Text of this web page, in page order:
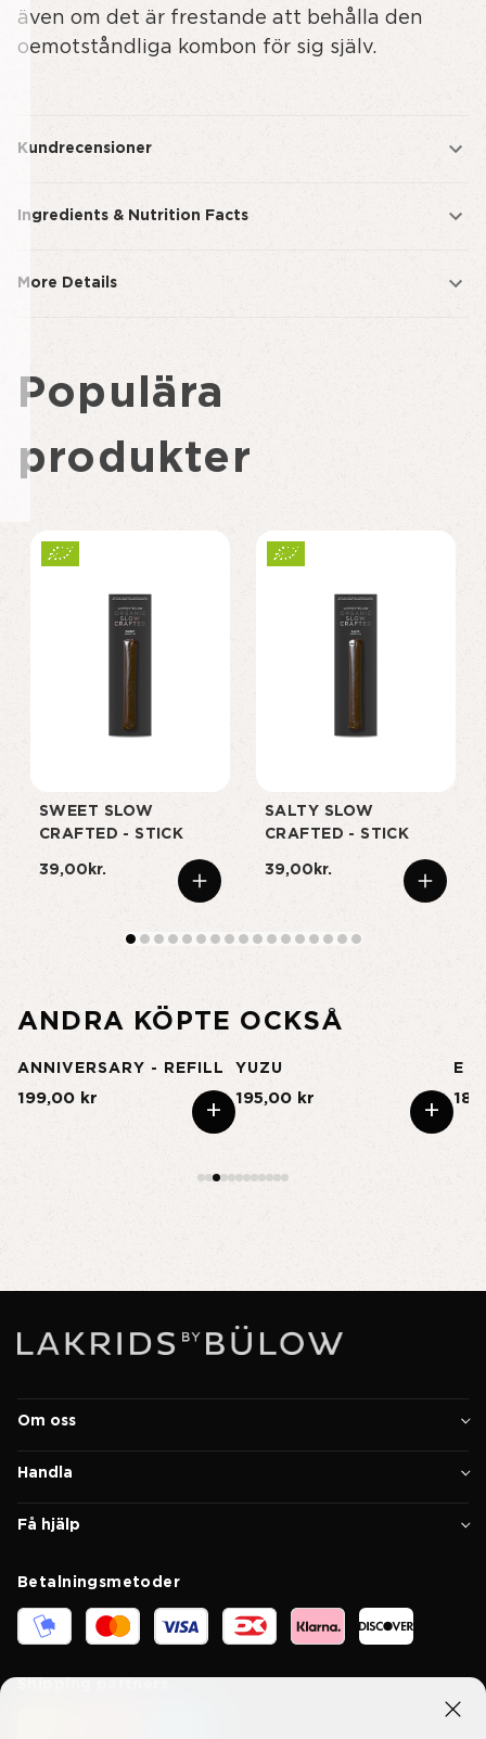
även om det är frestande att behålla den
oemotståndliga kombon för sig själv.
Kundrecensioner
Ingredients & Nutrition Facts
More Details
Populära
produkter
SWEET SLOW
CRAFTED - STICK
39,00kr.
SALTY SLOW
CRAFTED - STICK
39,00kr.
ANDRA KÖPTE OCKSÅ
ANNIVERSARY - REFILL
199,00 kr
+
YUZU
195,00 kr
+
E -
Om oss
Handla
Få hjälp
Betalningsmetoder